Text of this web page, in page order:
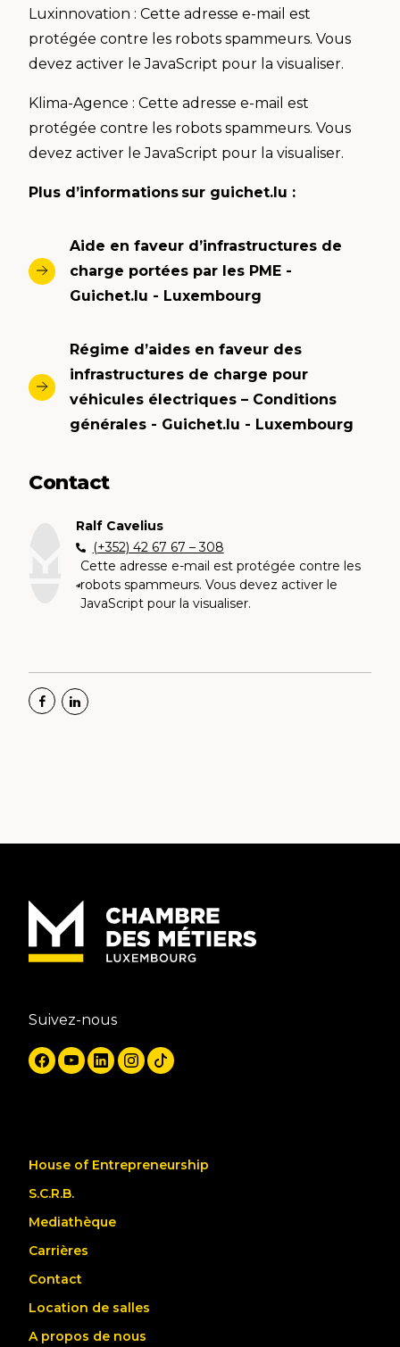
Luxinnovation : Cette adresse e-mail est
protégée contre les robots spammeurs. Vous
devez activer le JavaScript pour la visualiser.
Klima-Agence : Cette adresse e-mail est
protégée contre les robots spammeurs. Vous
devez activer le JavaScript pour la visualiser.
Plus d’informations sur guichet.lu :
Aide en faveur d’infrastructures de
charge portées par les PME -
Guichet.lu - Luxembourg
Régime d’aides en faveur des
infrastructures de charge pour
véhicules électriques – Conditions
générales - Guichet.lu - Luxembourg
Contact
Ralf Cavelius
(+352) 42 67 67 – 308
Cette adresse e-mail est protégée contre les
robots spammeurs. Vous devez activer le
JavaScript pour la visualiser.
Suivez-nous
House of Entrepreneurship
S.C.R.B.
Mediathèque
Carrières
Contact
Location de salles
A propos de nous